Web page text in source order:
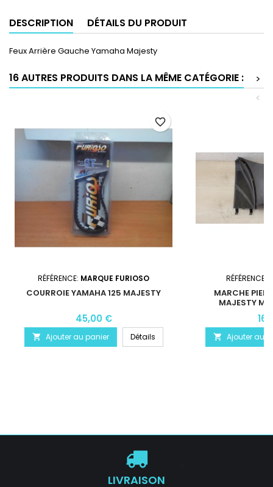
DESCRIPTION DÉTAILS DU PRODUIT
Feux Arrière Gauche Yamaha Majesty
16 AUTRES PRODUITS DANS LA MÊME CATÉGORIE :
>
<
RÉFÉRENCE: MARQUE FURIOSO
COURROIE YAMAHA 125 MAJESTY
45,00 €
 Ajouter au panier Détails
favorite_border
RÉFÉRENCE:
MARCHE
MAJESTY
 Ajouter au
LIVRAISON